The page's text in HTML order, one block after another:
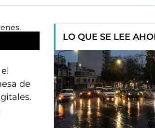
de
LO QUE SE LEE